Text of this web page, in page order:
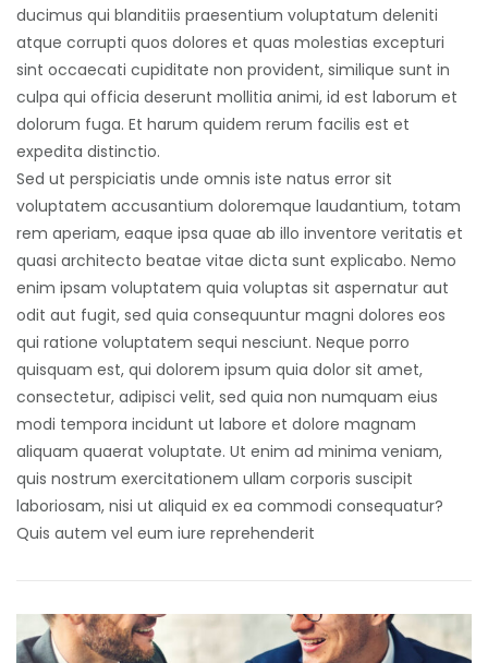
ducimus qui blanditiis praesentium voluptatum deleniti
atque corrupti quos dolores et quas molestias excepturi
sint occaecati cupiditate non provident, similique sunt in
culpa qui officia deserunt mollitia animi, id est laborum et
dolorum fuga. Et harum quidem rerum facilis est et
expedita distinctio.
Sed ut perspiciatis unde omnis iste natus error sit
voluptatem accusantium doloremque laudantium, totam
rem aperiam, eaque ipsa quae ab illo inventore veritatis et
quasi architecto beatae vitae dicta sunt explicabo. Nemo
enim ipsam voluptatem quia voluptas sit aspernatur aut
odit aut fugit, sed quia consequuntur magni dolores eos
qui ratione voluptatem sequi nesciunt. Neque porro
quisquam est, qui dolorem ipsum quia dolor sit amet,
consectetur, adipisci velit, sed quia non numquam eius
modi tempora incidunt ut labore et dolore magnam
aliquam quaerat voluptate. Ut enim ad minima veniam,
quis nostrum exercitationem ullam corporis suscipit
laboriosam, nisi ut aliquid ex ea commodi consequatur?
Quis autem vel eum iure reprehenderit